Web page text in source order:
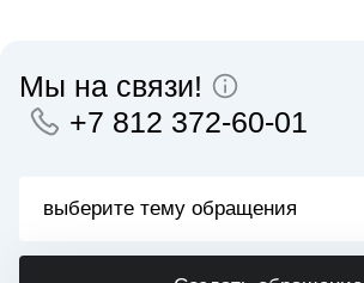
Мы на связи!
+7 812 372-60-01